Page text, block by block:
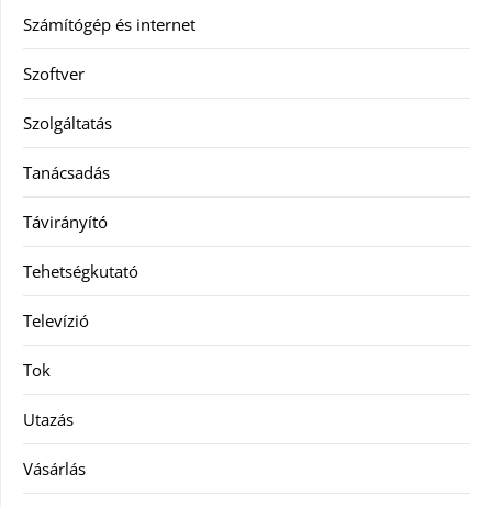
Számítógép és internet
Szoftver
Szolgáltatás
Tanácsadás
Távirányító
Tehetségkutató
Televízió
Tok
Utazás
Vásárlás